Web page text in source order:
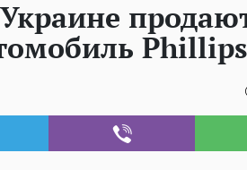
Phillips